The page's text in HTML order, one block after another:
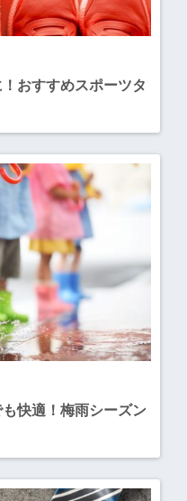
おすすめスポーツタ
も快適！梅雨シーズン